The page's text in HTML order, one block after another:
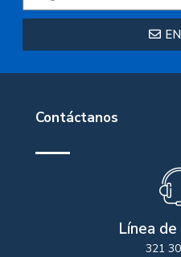
Contáctanos
Línea
321